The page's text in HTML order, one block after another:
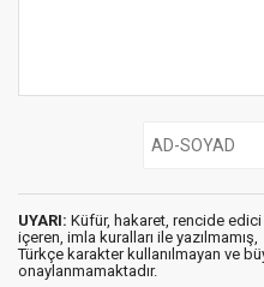
UYARI: Küfür, hakaret, rencide edici
içeren, imla kuralları ile yazılmamış,
Türkçe karakter kullanılmayan ve
onaylanmamaktadır.